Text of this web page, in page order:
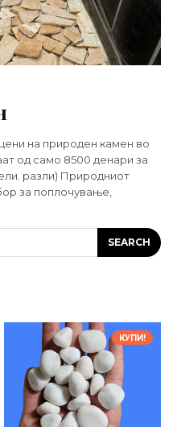
на природен камен во
од само 8500 денари за
разли) Природниот
за поплочување,
SEARCH
КУПИ!